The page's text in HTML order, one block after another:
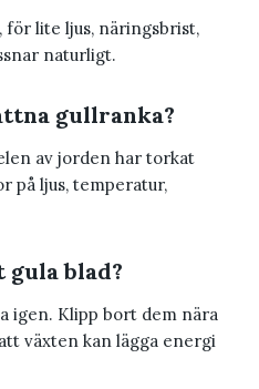
lite ljus, näringsbrist,
naturligt.
gullranka?
av jorden har torkat
på ljus, temperatur,
gula blad?
igen. Klipp bort dem nära
växten kan lägga energi